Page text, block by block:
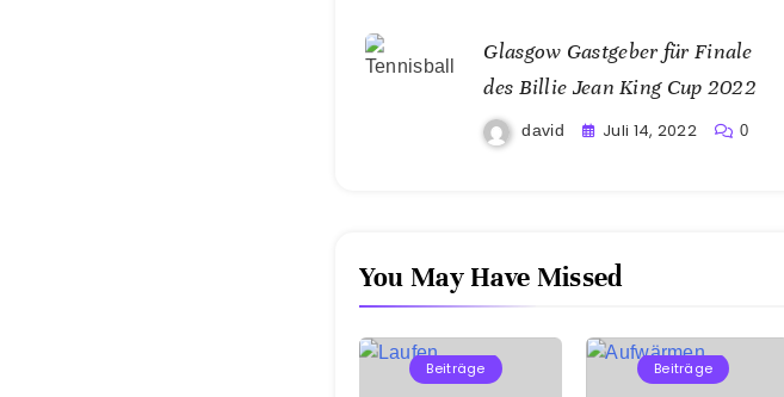
Glasgow Gastgeber für Finale
des Billie Jean King Cup 2022
david Juli 14, 2022 0
You May Have Missed
Beiträge Beiträge